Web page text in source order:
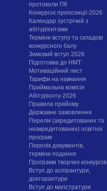
протоколи ПК
Конкурсні пропозиції-2026
Календар зустрічей з
абітурієнтами
Терміни вступу та складові
конкурсного балу
Зимовий вступ 2026
Підготовка до НМТ
Мотиваційний лист
Тарифи на навчання
Приймальна комісія
Абітурієнту-2026
Правила прийому
Державне замовлення
Перелік (акредитованих та
неакредитованих) освітніх
програм
Перелік документів,
терміни подання
Програми творчих конкурсiв
Вступ до аспірантури,
докторантури
Вступ до магістратури